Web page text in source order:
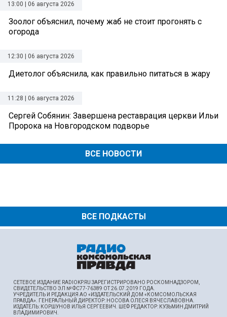
ВСЕ ПОДКАСТЫ
13:00 | 06 августа 2026
Зоолог объяснил, почему жаб не стоит прогонять с
огорода
12:30 | 06 августа 2026
Диетолог объяснила, как правильно питаться в жару
11:28 | 06 августа 2026
Сергей Собянин: Завершена реставрация церкви Ильи
Пророка на Новгородском подворье
ВСЕ НОВОСТИ
СЕТЕВОЕ ИЗДАНИЕ RADIOKP.RU ЗАРЕГИСТРИРОВАНО РОСКОМНАДЗОРОМ,
СВИДЕТЕЛЬСТВО ЭЛ № ФС77-76389 ОТ 26.07.2019 ГОДА.
УЧРЕДИТЕЛЬ И РЕДАКЦИЯ АО «ИЗДАТЕЛЬСКИЙ ДОМ «КОМСОМОЛЬСКАЯ
ПРАВДА». ГЕНЕРАЛЬНЫЙ ДИРЕКТОР: НОСОВА ОЛЕСЯ ВЯЧЕСЛАВОВНА.
ИЗДАТЕЛЬ: КОРШУНОВ ИЛЬЯ СЕРГЕЕВИЧ. ШEФ РЕДАКТОР: КУЗЬМИН ДМИТРИЙ
ВЛАДИМИРОВИЧ.